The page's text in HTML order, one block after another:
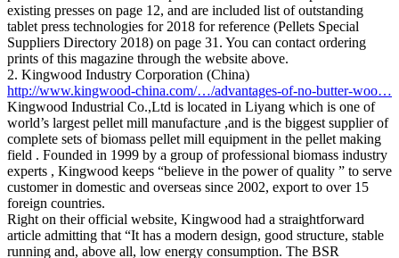
existing presses on page 12, and are included list of outstanding
tablet press technologies for 2018 for reference (Pellets Special
Suppliers Directory 2018) on page 31. You can contact ordering
prints of this magazine through the website above.
2. Kingwood Industry Corporation (China)
http://www.kingwood-china.com/…/advantages-of-no-butter-woo…
Kingwood Industrial Co.,Ltd is located in Liyang which is one of
world’s largest pellet mill manufacture ,and is the biggest supplier of
complete sets of biomass pellet mill equipment in the pellet making
field . Founded in 1999 by a group of professional biomass industry
experts , Kingwood keeps “believe in the power of quality ” to serve
customer in domestic and overseas since 2002, export to over 15
foreign countries.
Right on their official website, Kingwood had a straightforward
article admitting that “It has a modern design, good structure, stable
running and, above all, low energy consumption. The BSR